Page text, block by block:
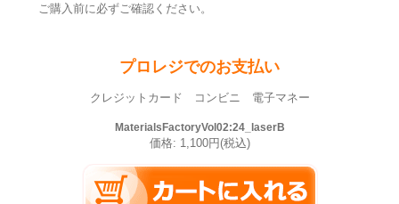
ご購入前に必ずご確認ください。
プロレジでのお支払い
クレジットカード コンビニ 電子マネー
MaterialsFactoryVol02:24_laserB
価格: 1,100円(税込)